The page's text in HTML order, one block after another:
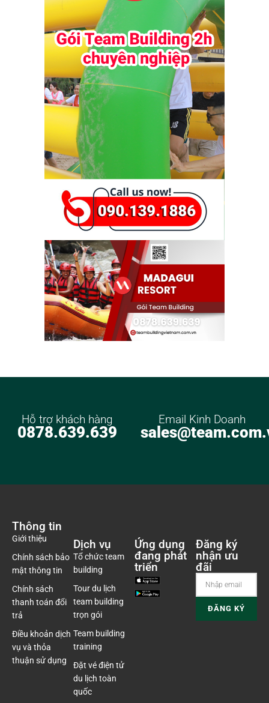
Hỗ trợ khách hàng
0878.639.639
Email Kinh Doanh
Thông tin
Giới thiệu
Chính sách bảo
mật thông tin
Chính sách
thanh toán đổi
trả
Điều khoản dịch
vụ và thỏa
thuận sử dụng
Dịch vụ
Tổ chức team
building
Tour du lịch
team building
trọn gói
Team building
training
Đặt vé điện tử
du lịch toàn
quốc
Ứng dụng
đang phát
triển
Đăng ký
nhận ưu
đãi